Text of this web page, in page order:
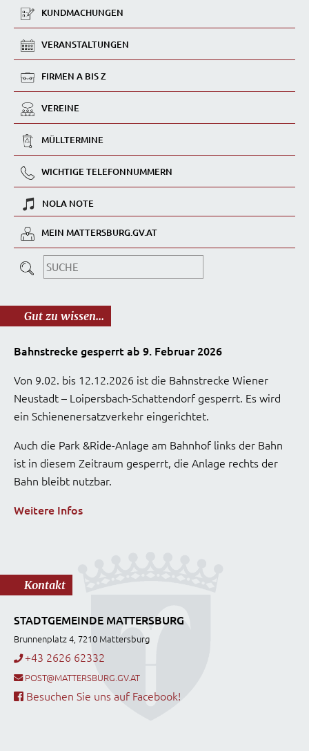
KUNDMACHUNGEN
VERANSTALTUNGEN
FIRMEN A BIS Z
VEREINE
MÜLLTERMINE
WICHTIGE TELEFONNUMMERN
NOLA NOTE
MEIN MATTERSBURG.GV.AT
Gut zu wissen...
Bahnstrecke gesperrt ab 9. Februar 2026
Von 9.02. bis 12.12.2026 ist die Bahnstrecke Wiener
Neustadt – Loipersbach-Schattendorf gesperrt. Es wird
ein Schienenersatzverkehr eingerichtet.
Auch die Park &Ride-Anlage am Bahnhof links der Bahn
ist in diesem Zeitraum gesperrt, die Anlage rechts der
Bahn bleibt nutzbar.
Weitere Infos
Kontakt
STADTGEMEINDE MATTERSBURG
Brunnenplatz 4, 7210 Mattersburg
+43 2626 62332
POST@MATTERSBURG.GV.AT
Besuchen Sie uns auf Facebook!